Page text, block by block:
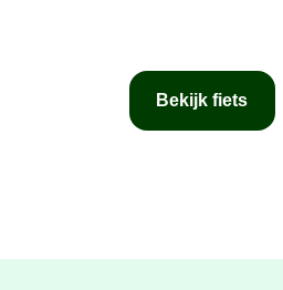
Bekijk fiets